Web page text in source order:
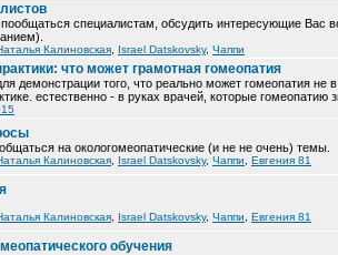
специалистам, обсудить интересующие Вас
Калиновская Israel Datskovsky, Чаппи
что может грамотная гомеопатия
демонстрации того, что реально может гомеопатия не
естественно - в руках врачей, которые гомеопатию
на окологомеопатические (и не не очень) темы.
Калиновская Israel Datskovsky, Чаппи Евгения 81
Калиновская Israel Datskovsky, Чаппи Евгения 81
обучения